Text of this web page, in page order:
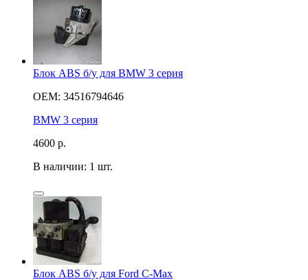
Блок ABS б/у для BMW 3 серия
OEM: 34516794646
BMW 3 серия
4600 р.
В наличии: 1 шт.
Блок ABS б/у для Ford C-Max